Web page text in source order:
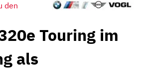
den
Touring im
als